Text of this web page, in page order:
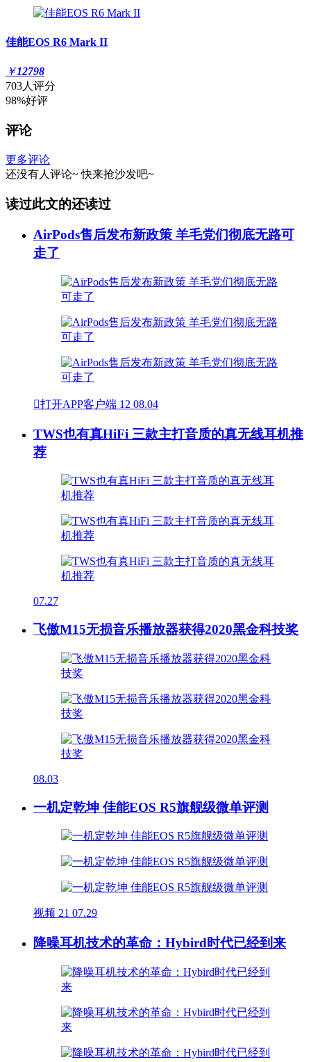
佳能EOS R6 Mark II
￥12798
703人评分
98%好评
评论
更多评论
还没有人评论~ 快来抢沙发吧~
读过此文的还读过
AirPods售后发布新政策 羊毛党们彻底无路可
走了
打开APP客户端 12 08.04
TWS也有真HiFi 三款主打音质的真无线耳机推
荐
07.27
飞傲M15无损音乐播放器获得2020黑金科技奖
08.03
一机定乾坤 佳能EOS R5旗舰级微单评测
视频 21 07.29
降噪耳机技术的革命：Hybird时代已经到来